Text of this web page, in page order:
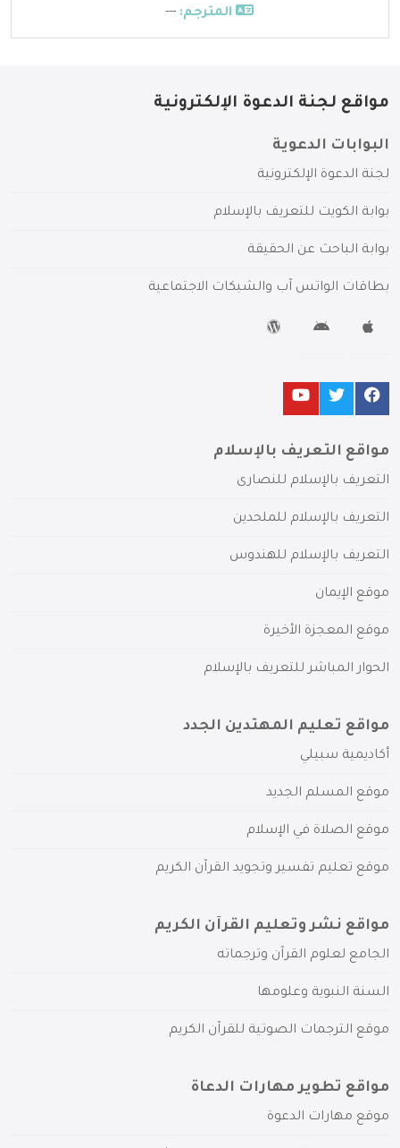
المترجم: ---
مواقع لجنة الدعوة الإلكترونية
البوابات الدعوية
لجنة الدعوة الإلكترونية
بوابة الكويت للتعريف بالإسلام
بوابة الباحث عن الحقيقة
بطاقات الواتس آب والشبكات الاجتماعية
مواقع التعريف بالإسلام
التعريف بالإسلام للنصارى
التعريف بالإسلام للملحدين
التعريف بالإسلام للهندوس
موقع الإيمان
موقع المعجزة الأخيرة
الحوار المباشر للتعريف بالإسلام
مواقع تعليم المهتدين الجدد
أكاديمية سبيلي
موقع المسلم الجديد
موقع الصلاة في الإسلام
موقع تعليم تفسير وتجويد القرآن الكريم
مواقع نشر وتعليم القرآن الكريم
الجامع لعلوم القرآن وترجماته
السنة النبوية وعلومها
موقع الترجمات الصوتية للقرآن الكريم
مواقع تطوير مهارات الدعاة
موقع مهارات الدعوة